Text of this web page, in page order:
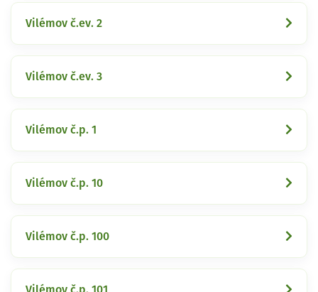
Vilémov č.ev. 2
Vilémov č.ev. 3
Vilémov č.p. 1
Vilémov č.p. 10
Vilémov č.p. 100
Vilémov č.p. 101